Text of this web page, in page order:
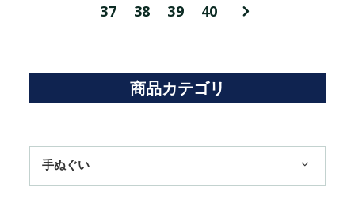
37
38 39 40
商品カテゴリ
手ぬぐい